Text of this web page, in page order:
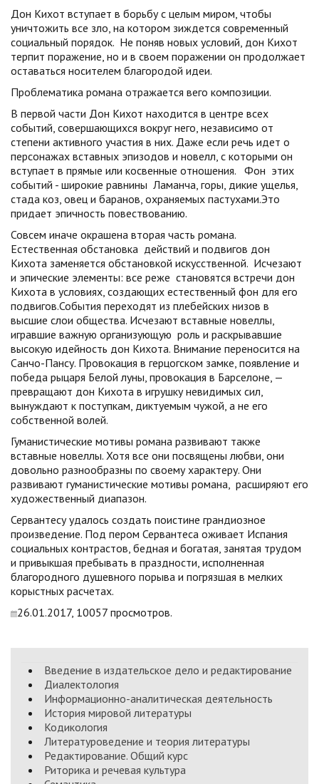
Дон Кихот вступает в борьбу с целым миром, чтобы
уничтожить все зло, на котором зиждется современный
социальный порядок. Не поняв новых условий, дон Кихот
терпит поражение, но и в своем поражении он продолжает
оставаться носителем благородой идеи.
Проблематика романа отражается вего композиции.
В первой части Дон Кихот находится в центре всех
событий, совершающихся вокруг него, независимо от
степени активного участия в них. Даже если речь идет о
персонажах вставных эпизодов и новелл, с которыми он
вступает в прямые или косвенные отношения. Фон этих
событий - широкие равнины Ламанча, горы, дикие ущелья,
стада коз, овец и баранов, охраняемых пастухами.Это
придает эпичность повествованию.
Совсем иначе окрашена вторая часть романа.
Естественная обстановка действий и подвигов дон
Кихота заменяется обстановкой искусственной. Исчезают
и эпические элементы: все реже становятся встречи дон
Кихота в условиях, создающих естественный фон для его
подвигов.События переходят из плебейских низов в
высшие слои общества. Исчезают вставные новеллы,
игравшие важную организующую роль и раскрывавшие
высокую идейность дон Кихота. Внимание переносится на
Санчо-Пансу. Провокация в герцогском замке, появление и
победа рыцаря Белой луны, провокация в Барселоне, —
превращают дон Кихота в игрушку невидимых сил,
вынуждают к поступкам, диктуемым чужой, а не его
собственной волей.
Гуманистические мотивы романа развивают также
вставные новеллы. Хотя все они посвящены любви, они
довольно разнообразны по своему характеру. Они
развивают гуманистические мотивы романа, расширяют его
художественный диапазон.
Сервантесу удалось создать поистине грандиозное
произведение. Под пером Сервантеса оживает Испания
социальных контрастов, бедная и богатая, занятая трудом
и привыкшая пребывать в праздности, исполненная
благородного душевного порыва и погрязшая в мелких
корыстных расчетах.
26.01.2017, 10057 просмотров.
Введение в издательское дело и редактирование
Диалектология
Информационно-аналитическая деятельность
История мировой литературы
Кодикология
Литературоведение и теория литературы
Редактирование. Общий курс
Риторика и речевая культура